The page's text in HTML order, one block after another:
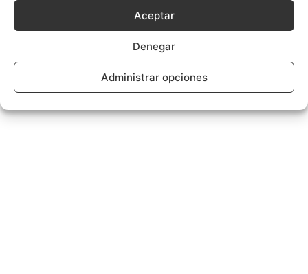
Aceptar
Denegar
Administrar opciones